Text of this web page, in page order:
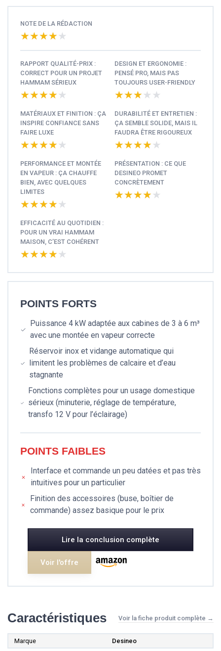
NOTE DE LA RÉDACTION
★★★★★
★★★★★
RAPPORT QUALITÉ-PRIX :
CORRECT POUR UN PROJET
HAMMAM SÉRIEUX
★★★★★
★★★★★
DESIGN ET ERGONOMIE :
PENSÉ PRO, MAIS PAS
TOUJOURS USER-FRIENDLY
★★★★★
★★★★★
MATÉRIAUX ET FINITION : ÇA
INSPIRE CONFIANCE SANS
FAIRE LUXE
★★★★★
★★★★★
DURABILITÉ ET ENTRETIEN :
ÇA SEMBLE SOLIDE, MAIS IL
FAUDRA ÊTRE RIGOUREUX
★★★★★
★★★★★
PERFORMANCE ET MONTÉE
EN VAPEUR : ÇA CHAUFFE
BIEN, AVEC QUELQUES
LIMITES
★★★★★
★★★★★
PRÉSENTATION : CE QUE
DESINEO PROMET
CONCRÈTEMENT
★★★★★
★★★★★
EFFICACITÉ AU QUOTIDIEN :
POUR UN VRAI HAMMAM
MAISON, C’EST COHÉRENT
★★★★★
★★★★★
POINTS FORTS
Puissance 4 kW adaptée aux cabines de 3 à 6 m³
avec une montée en vapeur correcte
Réservoir inox et vidange automatique qui
limitent les problèmes de calcaire et d’eau
stagnante
Fonctions complètes pour un usage domestique
sérieux (minuterie, réglage de température,
transfo 12 V pour l’éclairage)
POINTS FAIBLES
Interface et commande un peu datées et pas très
intuitives pour un particulier
Finition des accessoires (buse, boîtier de
commande) assez basique pour le prix
Lire la conclusion complète
Voir l'offre
Caractéristiques Voir la fiche produit complète →
Marque Desineo